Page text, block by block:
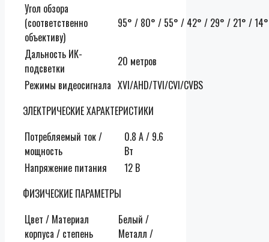
Угол обзора
(соответственно
объективу)
95° / 80° / 55° / 42° / 29° / 21° / 14°
Дальность ИК-
подсветки
20 метров
Режимы видеосигнала XVI/AHD/TVI/CVI/CVBS
ЭЛЕКТРИЧЕСКИЕ ХАРАКТЕРИСТИКИ
Потребляемый ток /
мощность
0.8 А / 9.6
Вт
Напряжение питания
12 В
ФИЗИЧЕСКИЕ ПАРАМЕТРЫ
Цвет / Материал
корпуса / степень
Белый /
Металл /